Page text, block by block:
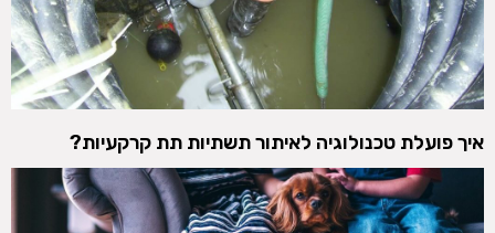
איך פועלת טכנולוגיה לאיתור תשתיות תת קרקעיות?